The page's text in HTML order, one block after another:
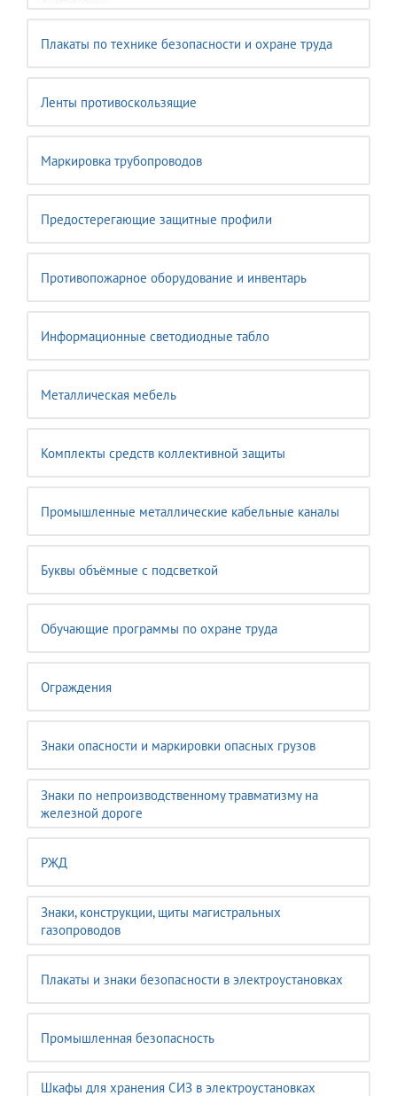
Плакаты по технике безопасности и охране труда
Ленты противоскользящие
Маркировка трубопроводов
Предостерегающие защитные профили
Противопожарное оборудование и инвентарь
Информационные светодиодные табло
Металлическая мебель
Комплекты средств коллективной защиты
Промышленные металлические кабельные каналы
Буквы объёмные с подсветкой
Обучающие программы по охране труда
Ограждения
Знаки опасности и маркировки опасных грузов
Знаки по непроизводственному травматизму на
железной дороге
РЖД
Знаки, конструкции, щиты магистральных
газопроводов
Плакаты и знаки безопасности в электроустановках
Промышленная безопасность
Шкафы для хранения СИЗ в электроустановках